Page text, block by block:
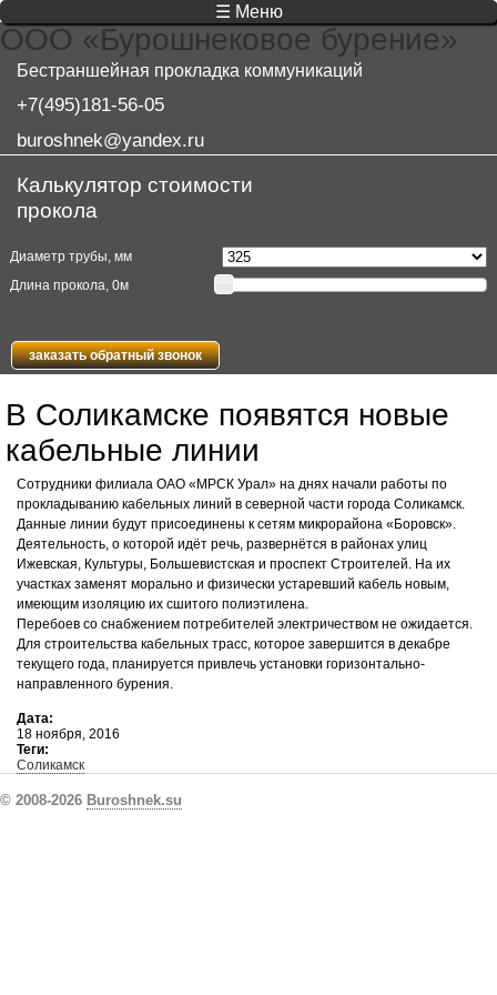
ООО «Бурошнековое бурение»
Бестраншейная прокладка коммуникаций
+7(495)181-56-05
buroshnek@yandex.ru
☰ Меню
Калькулятор стоимости
прокола
Диаметр трубы, мм
Длина прокола, 0м
заказать обратный звонок
В Соликамске появятся новые
кабельные линии
Сотрудники филиала ОАО «МРСК Урал» на днях начали работы по
прокладыванию кабельных линий в северной части города Соликамск.
Данные линии будут присоединены к сетям микрорайона «Боровск».
Деятельность, о которой идёт речь, развернётся в районах улиц
Ижевская, Культуры, Большевистская и проспект Строителей. На их
участках заменят морально и физически устаревший кабель новым,
имеющим изоляцию их сшитого полиэтилена.
Перебоев со снабжением потребителей электричеством не ожидается.
Для строительства кабельных трасс, которое завершится в декабре
текущего года, планируется привлечь установки горизонтально-
направленного бурения.
Дата:
18 ноября, 2016
Теги:
Соликамск
© 2008-2026 Buroshnek.su